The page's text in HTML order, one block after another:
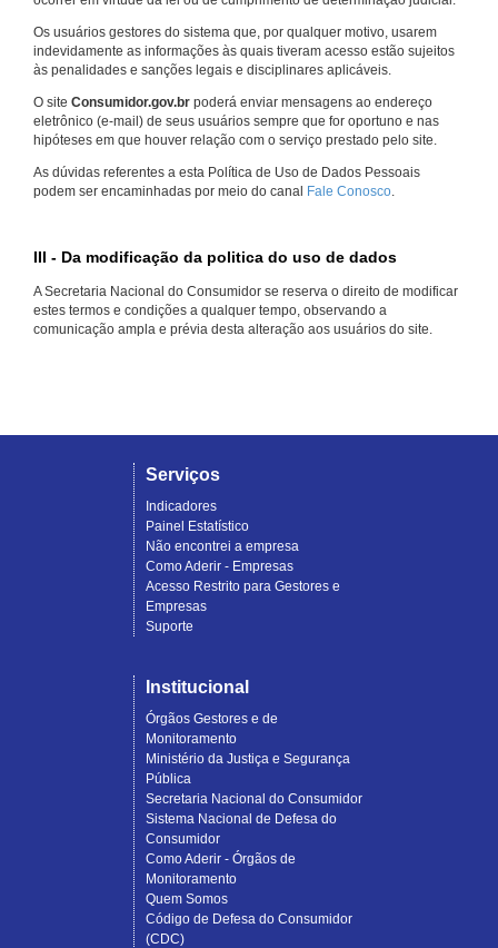
Os usuários gestores do sistema que, por qualquer motivo, usarem
indevidamente as informações às quais tiveram acesso estão sujeitos
às penalidades e sanções legais e disciplinares aplicáveis.
O site Consumidor.gov.br poderá enviar mensagens ao endereço
eletrônico (e-mail) de seus usuários sempre que for oportuno e nas
hipóteses em que houver relação com o serviço prestado pelo site.
As dúvidas referentes a esta Política de Uso de Dados Pessoais
podem ser encaminhadas por meio do canal Fale Conosco.
III - Da modificação da politica do uso de dados
A Secretaria Nacional do Consumidor se reserva o direito de modificar
estes termos e condições a qualquer tempo, observando a
comunicação ampla e prévia desta alteração aos usuários do site.
Serviços
Indicadores
Painel Estatístico
Não encontrei a empresa
Como Aderir - Empresas
Acesso Restrito para Gestores e
Empresas
Suporte
Institucional
Órgãos Gestores e de
Monitoramento
Ministério da Justiça e Segurança
Pública
Secretaria Nacional do Consumidor
Sistema Nacional de Defesa do
Consumidor
Como Aderir - Órgãos de
Monitoramento
Quem Somos
Código de Defesa do Consumidor
(CDC)